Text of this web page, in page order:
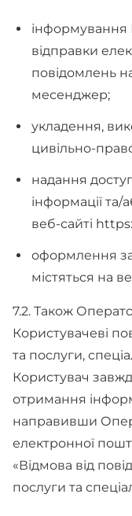
інформування
відправки
повідомлень
месенджер;
укладення,
цивільно-
надання
інформації та/
веб-сайті
оформлення
містяться на
7.2. Також
Користувачеві
та послуги,
Користувач
отримання
направивши
електронної
«Відмова від
послуги та